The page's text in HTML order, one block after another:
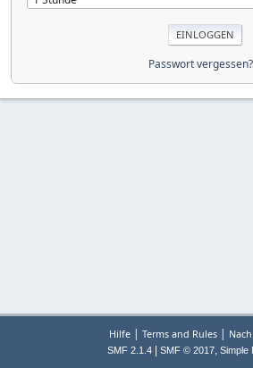
Passwort vergessen?
Hilfe | Terms and Rules |
SMF 2.1.4 SMF © 2017, Simple